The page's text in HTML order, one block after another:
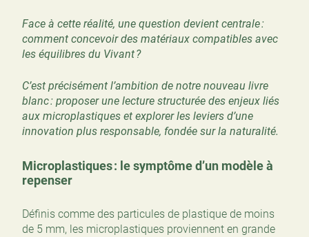
Face à cette réalité, une question devient centrale :
comment concevoir des matériaux compatibles avec
les équilibres du Vivant ?
C’est précisément l’ambition de notre nouveau livre
blanc : proposer une lecture structurée des enjeux liés
aux microplastiques et explorer les leviers d’une
innovation plus responsable, fondée sur la naturalité.
Microplastiques : le symptôme d’un modèle à
repenser
Définis comme des particules de plastique de moins
de 5 mm, les microplastiques proviennent en grande